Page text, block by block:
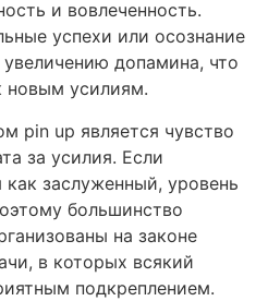
и вовлеченность.
успехи или осознание
допамина, что
новым усилиям.
pin up является чувство
за усилия. Если
заслуженный, уровень
большинство
на законе
в которых всякий
подкреплением.